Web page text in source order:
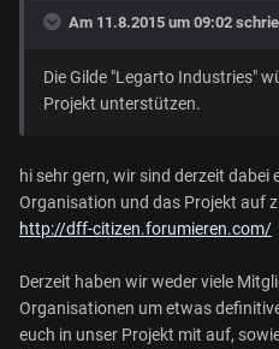
Am 11.8.2015 um 09:02
Die Gilde "Legarto Industries"
Projekt unterstützen.
hi sehr gern, wir sind derzeit dabei
Organisation und das Projekt auf
http://dff-citizen.forumieren.com/
Derzeit haben wir weder viele
Organisationen um etwas
euch in unser Projekt mit auf,